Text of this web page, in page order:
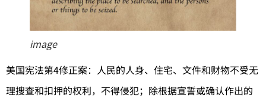
image
美国宪法第4修正案：人民的人身、住宅、文件和财物不受无
理搜查和扣押的权利，不得侵犯；除根据宣誓或确认作出的